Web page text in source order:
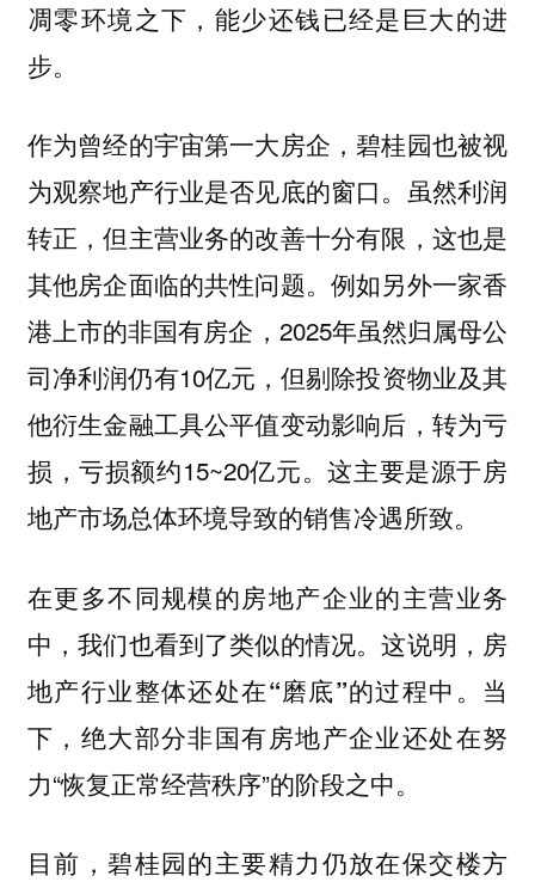
凋零环境之下， 能少还钱已经是巨大的进
步。
作为曾经的宇宙第一大房企，碧桂园也被视
为观察地产行业是否见底的窗口。虽然利润
转正，但主营业务的改善十分有限，这也是
其他房企面临的共性问题。例如另外一家香
港上市的非国有房企，2025年虽然归属母公
司净利润仍有10亿元，但剔除投资物业及其
他衍生金融工具公平值变动影响后，转为亏
损，亏损额约15~20亿元。这主要是源于房
地产市场总体环境导致的销售冷遇所致。
在更多不同规模的房地产企业的主营业务
中，我们也看到了类似的情况。这说明， 房
地产行业整体还处在“磨底”的过程中。 当
下，绝大部分非国有房地产企业还处在努
力“恢复正常经营秩序”的阶段之中。
目前，碧桂园的主要精力仍放在保交楼方